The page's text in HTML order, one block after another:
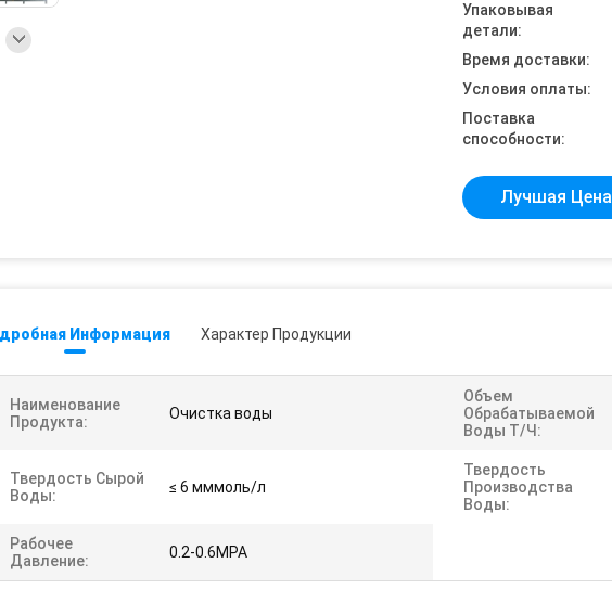
Упаковывая
детали:
Время доставки:
Условия оплаты:
Поставка
способности:
Лучшая Цена
Информация Характер Продукции
Наименование
Продукта:
Очистка воды
Объем
Обрабатываемой
Воды Т/ч:
Твердость Сырой
Воды:
≤ 6 мммоль/л
Твердость
Производства
Воды:
Рабочее
Давление:
0.2-0.6MPA